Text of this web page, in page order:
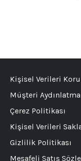
Kişisel Verileri
Müşteri
Çerez Politikası
Kişisel Verileri
Gizlilik Politikası
Mesafeli Satış